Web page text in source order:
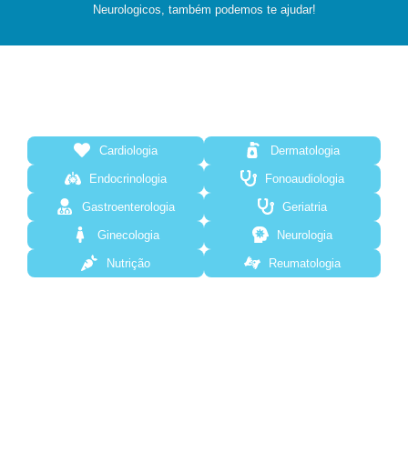
Neurologicos, também podemos te ajudar!
Cardiologia Dermatologia
Endocrinologia Fonoaudiologia
Gastroenterologia Geriatria
Ginecologia Neurologia
Nutrição Reumatologia